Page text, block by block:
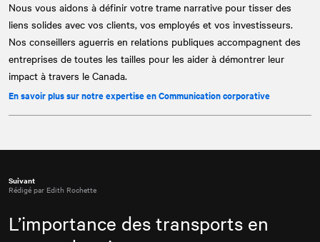
Nous vous aidons à définir votre trame narrative pour tisser des
liens solides avec vos clients, vos employés et vos investisseurs.
Nos conseillers aguerris en relations publiques accompagnent des
entreprises de toutes les tailles pour les aider à démontrer leur
impact à travers le Canada.
En savoir plus sur notre expertise en Communication corporative
Suivant
Rédigé par Edith Rochette
L’importance des transports en